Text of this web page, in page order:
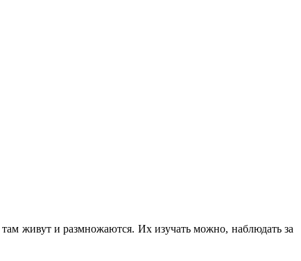
живут и размножаются. Их изучать можно, наблюдать за